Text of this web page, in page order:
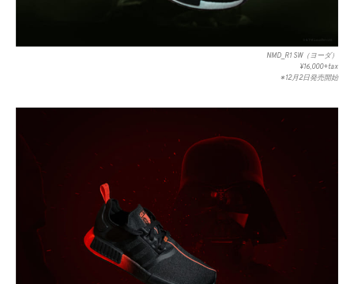
NMD_R1 SW（ヨーダ）
¥16,000+tax
※12月2日発売開始